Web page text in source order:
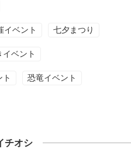
イベント 七夕まつり
イベント
ト 恐竜イベント
チオシ